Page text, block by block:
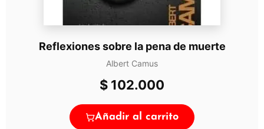
Reflexiones sobre la pena de muerte
Albert Camus
$ 102.000
Añadir al carrito